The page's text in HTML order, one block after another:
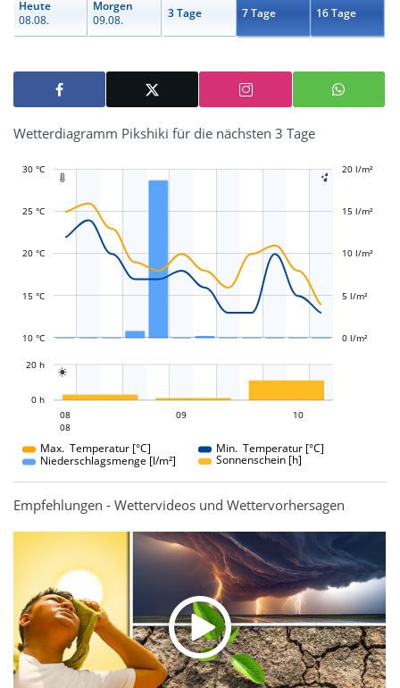
Heute
08.08.
Morgen
09.08.
3 Tage 7 Tage 16 Tage
Wetterdiagramm Pikshiki für die nächsten 3 Tage
 
10 °C
20 °C
30 °C
25 °C
15 °C
L
-10 l/m²
-5 l/m²
0 l/m²
5 l/m²
10 l/m²
15 l/m²
20 l/m²
25 l/m²

0 h
20 h
08
08
09 10
Max. Temperatur [°C]
Min. Temperatur [°C]
Niederschlagsmenge [l/m²]
Sonnenschein [h]
Empfehlungen - Wettervideos und Wettervorhersagen